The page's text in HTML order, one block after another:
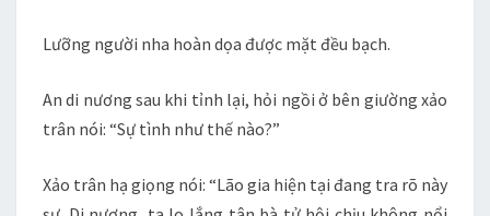
Lưỡng người nha hoàn dọa được mặt đều bạch.
An di nương sau khi tỉnh lại, hỏi ngồi ở bên giường xảo
trân nói: “Sự tình như thế nào?”
Xảo trân hạ giọng nói: “Lão gia hiện tại đang tra rõ này